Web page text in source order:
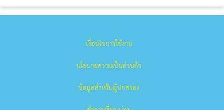
เงื่อนไขการใช้งาน
นโยบายความเป็นส่วนตัว
ข้อมูลสำหรับผู้ปกครอง